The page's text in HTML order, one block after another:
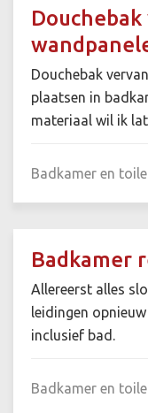
Douchebak
plaatsen in
materiaal wil ik
Badkamer en
Badkamer
Allereerst alles
leidingen
inclusief bad.
Badkamer en